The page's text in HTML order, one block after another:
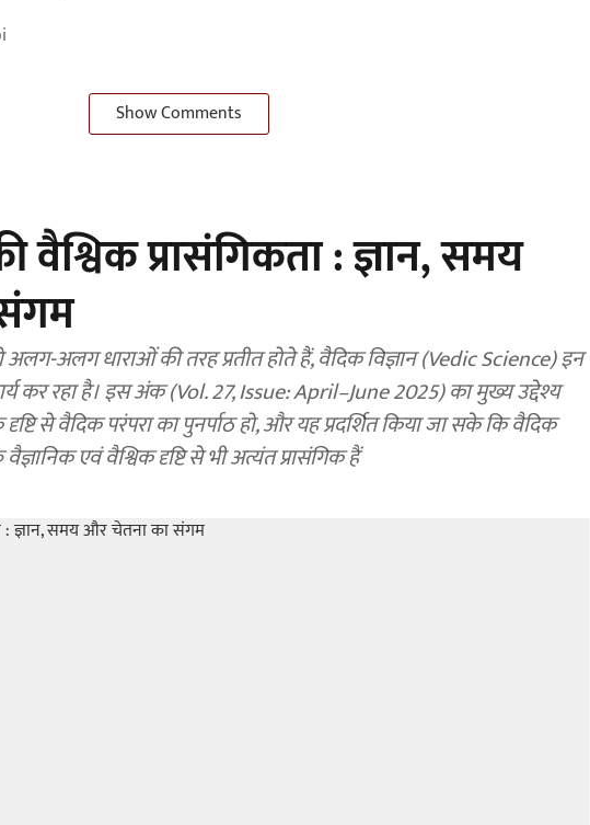
Show Comments
वैश्विक प्रासंगिकता : ज्ञान, समय
अलग धाराओं की तरह प्रतीत होते हैं, वैदिक विज्ञान (Vedic Science) इन
कर रहा है। इस अंक (Vol. 27, Issue: April–June 2025) का मुख्य उद्देश्य
से वैदिक परंपरा का पुनर्पाठ हो, और यह प्रदर्शित किया जा सके कि वैदिक
एवं वैश्विक दृष्टि से भी अत्यंत प्रासंगिक हैं